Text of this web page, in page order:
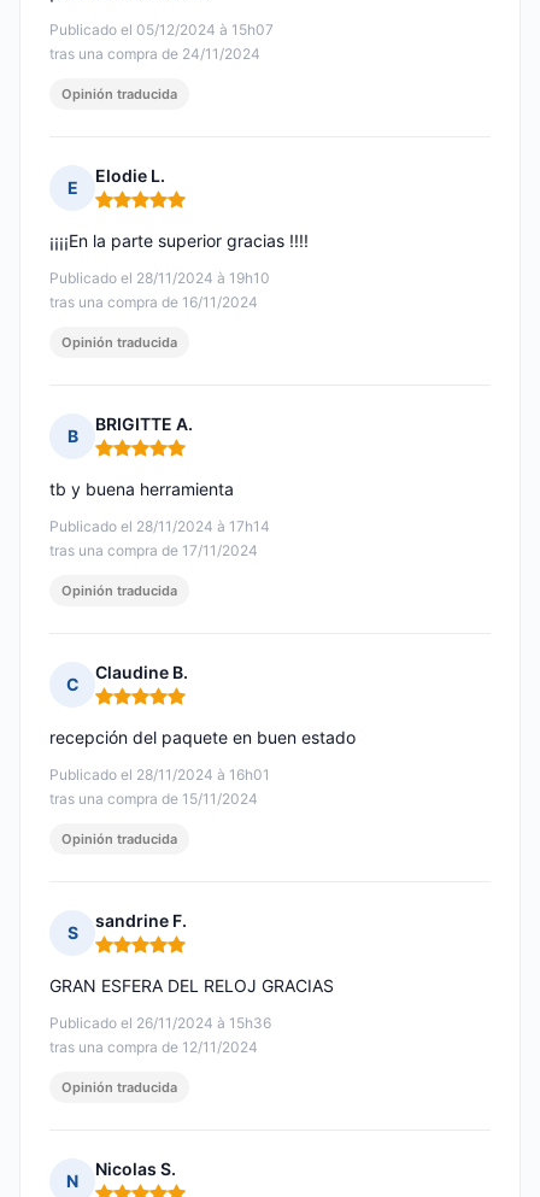
Publicado el 05/12/2024 à 15h07
tras una compra de 24/11/2024
Opinión traducida
E
Elodie L.
Nota: 5 de 5
Publicado el 28/11/2024 à 19h10
tras una compra de 16/11/2024
¡¡¡¡En la parte superior gracias !!!!
Opinión traducida
B
BRIGITTE A.
Nota: 5 de 5
Publicado el 28/11/2024 à 17h14
tras una compra de 17/11/2024
tb y buena herramienta
Opinión traducida
C
Claudine B.
Nota: 5 de 5
Publicado el 28/11/2024 à 16h01
tras una compra de 15/11/2024
recepción del paquete en buen estado
Opinión traducida
S
sandrine F.
Nota: 5 de 5
Publicado el 26/11/2024 à 15h36
tras una compra de 12/11/2024
GRAN ESFERA DEL RELOJ GRACIAS
Opinión traducida
N
Nicolas S.